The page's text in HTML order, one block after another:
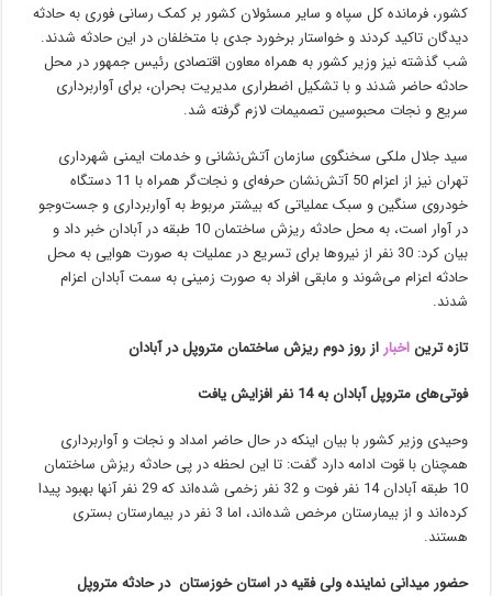
کشور، فرمانده کل سپاه و سایر مسئولان کشور بر کمک رسانی فوری به حادثه
دیدگان تاکید کردند و خواستار برخورد جدی با متخلفان در این حادثه شدند.
شب گذشته نیز وزیر کشور به همراه معاون اقتصادی رئیس جمهور در محل
حادثه حاضر شدند و با تشکیل اضطراری مدیریت بحران، برای آواربرداری
سریع و نجات محبوسین تصمیمات لازم گرفته شد.
سید جلال ملکی سخنگوی سازمان آتش‌نشانی و خدمات ایمنی شهرداری
تهران نیز ‌از اعزام 50 آتش‌نشان حرفه‌ای و نجات‌گر همراه با 11 دستگاه
خودروی سنگین و سبک عملیاتی که بیشتر مربوط به آواربرداری و جست‌وجو
در آوار است، به محل حادثه ریزش ساختمان 10 طبقه در آبادان خبر داد و
بیان کرد: 30 نفر از نیروها برای تسریع در عملیات به صورت هوایی به محل
حادثه اعزام می‌شوند و مابقی افراد به صورت زمینی ‌به سمت آبادان اعز‌ام
شدند.
تازه تریناخباراز روز دوم ریزش ساختمان مترو‌پل در آبادان
فوتی‌های متروپل آبادان به 14 نفر افزایش یافت
وحیدی وزیر کشور با بیان اینکه در حال حاضر امداد و نجات و آواربرداری
همچنان با قوت ادامه دارد گفت: تا این لحظه در پی حادثه ریزش ساختمان
10 طبقه آبادان 14 نفر فوت و 32 نفر زخمی شده‌اند که 29 نفر آنها بهبود پیدا
کرده‌اند و از بیمارستان مرخص شده‌اند، اما 3 نفر در بیمارستان بستری
هستند.
حضور میدانی نماینده ولی فقیه در استان خوزستان در حادثه متروپل